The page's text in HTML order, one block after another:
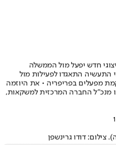
חדש יפעל מול הממשלה
התעשיה התאגדו לפעילות מול
מפעלים בפריפריה • את היוזמה
מנכ״ל החברה המרכזית למשקאות,
צילום: דודו גרינשפן